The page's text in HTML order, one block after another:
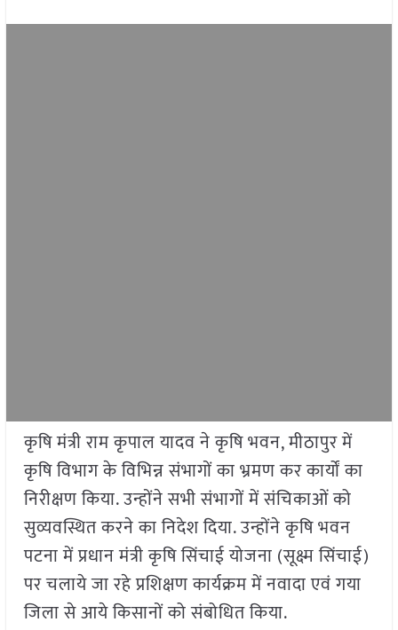
कृषि मंत्री राम कृपाल यादव ने कृषि भवन, मीठापुर में
कृषि विभाग के विभिन्न संभागों का भ्रमण कर कार्यों का
निरीक्षण किया. उन्होंने सभी संभागों में संचिकाओं को
सुव्यवस्थित करने का निदेश दिया. उन्होंने कृषि भवन
पटना में प्रधान मंत्री कृषि सिंचाई योजना (सूक्ष्म सिंचाई)
पर चलाये जा रहे प्रशिक्षण कार्यक्रम में नवादा एवं गया
जिला से आये किसानों को संबोधित किया.